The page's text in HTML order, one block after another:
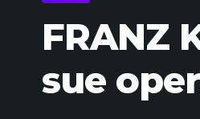
FRANZ
sue